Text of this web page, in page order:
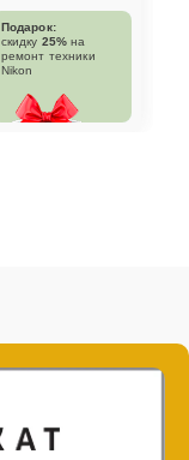
Подарок:
скидку 25% на
ремонт техники
Nikon